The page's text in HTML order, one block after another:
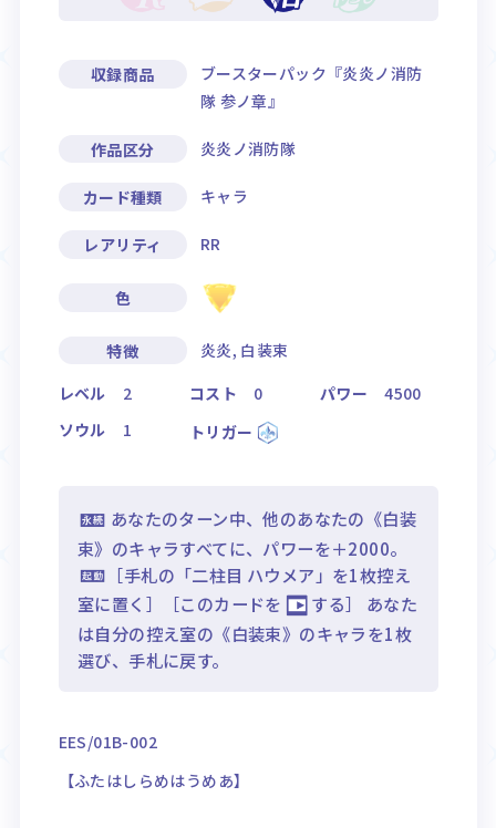
収録商品
ブースターパック『炎炎ノ消防
隊 参ノ章』
作品区分 炎炎ノ消防隊
カード種類 キャラ
レアリティ RR
色
特徴
炎炎, 白装束
レベル
2 コスト 0 パワー
4500
ソウル
1 トリガー
あなたのターン中、他のあなたの《白装
束》のキャラすべてに、パワーを＋2000。
［手札の「二柱目 ハウメア」を1枚控え
室に置く］［このカードを
する］ あなた
は自分の控え室の《白装束》のキャラを1枚
選び、手札に戻す。
EES/01B-002
【ふたはしらめはうめあ】